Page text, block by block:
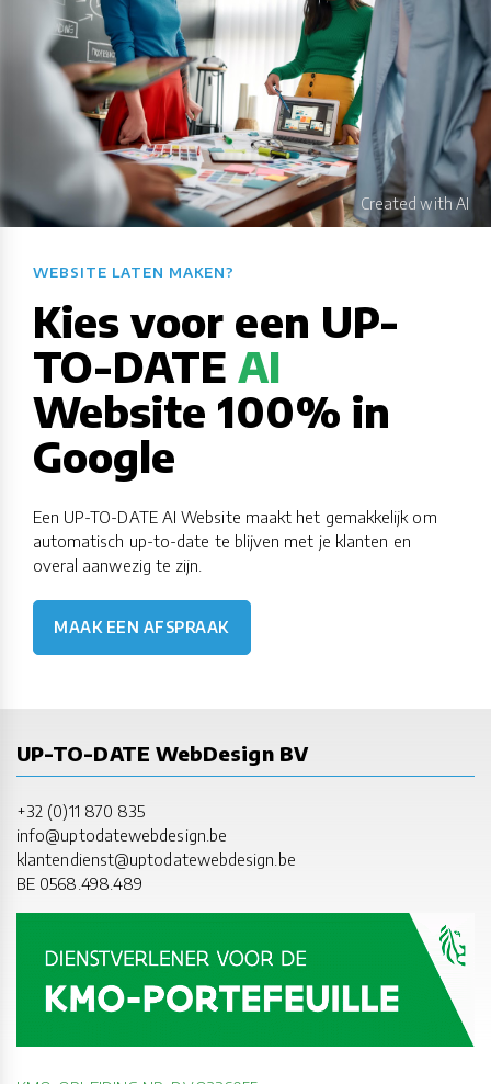
WEBSITE LATEN MAKEN?​​​​​​​​​​​​​​
Kies voor een UP-
TO-DATE AI
Website 100% in
Google
Een UP-TO-DATE AI Website maakt het gemakkelijk om
automatisch up-to-date te blijven met je klanten en
overal aanwezig te zijn.
MAAK EEN AFSPRAAK
UP-TO-DATE WebDesign BV
+32 (0)11 870 835
info@uptodatewebdesign.be
klantendienst@uptodatewebdesign.be
BE 0568.498.489